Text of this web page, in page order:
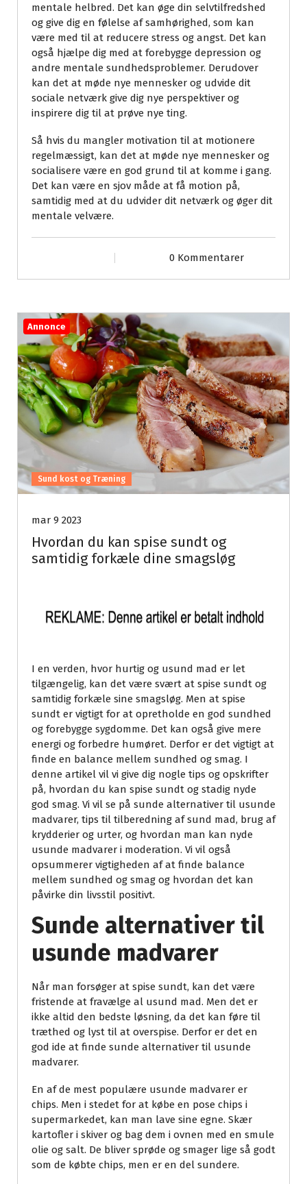
mentale helbred. Det kan øge din selvtilfredshed
og give dig en følelse af samhørighed, som kan
være med til at reducere stress og angst. Det kan
også hjælpe dig med at forebygge depression og
andre mentale sundhedsproblemer. Derudover
kan det at møde nye mennesker og udvide dit
sociale netværk give dig nye perspektiver og
inspirere dig til at prøve nye ting.
Så hvis du mangler motivation til at motionere
regelmæssigt, kan det at møde nye mennesker og
socialisere være en god grund til at komme i gang.
Det kan være en sjov måde at få motion på,
samtidig med at du udvider dit netværk og øger dit
mentale velvære.
0 Kommentarer
Annonce
Sund kost og Træning
mar 9 2023
Hvordan du kan spise sundt og
samtidig forkæle dine smagsløg
I en verden, hvor hurtig og usund mad er let
tilgængelig, kan det være svært at spise sundt og
samtidig forkæle sine smagsløg. Men at spise
sundt er vigtigt for at opretholde en god sundhed
og forebygge sygdomme. Det kan også give mere
energi og forbedre humøret. Derfor er det vigtigt at
finde en balance mellem sundhed og smag. I
denne artikel vil vi give dig nogle tips og opskrifter
på, hvordan du kan spise sundt og stadig nyde
god smag. Vi vil se på sunde alternativer til usunde
madvarer, tips til tilberedning af sund mad, brug af
krydderier og urter, og hvordan man kan nyde
usunde madvarer i moderation. Vi vil også
opsummerer vigtigheden af at finde balance
mellem sundhed og smag og hvordan det kan
påvirke din livsstil positivt.
Sunde alternativer til
usunde madvarer
Når man forsøger at spise sundt, kan det være
fristende at fravælge al usund mad. Men det er
ikke altid den bedste løsning, da det kan føre til
træthed og lyst til at overspise. Derfor er det en
god ide at finde sunde alternativer til usunde
madvarer.
En af de mest populære usunde madvarer er
chips. Men i stedet for at købe en pose chips i
supermarkedet, kan man lave sine egne. Skær
kartofler i skiver og bag dem i ovnen med en smule
olie og salt. De bliver sprøde og smager lige så godt
som de købte chips, men er en del sundere.